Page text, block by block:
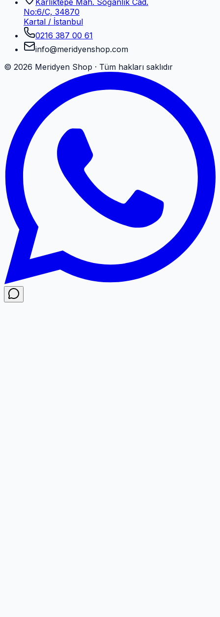
No:6/C, 34870
Kartal / İstanbul
0216 387 00 61
info@meridyenshop.com
© 2026 Meridyen Shop · Tüm hakları saklıdır